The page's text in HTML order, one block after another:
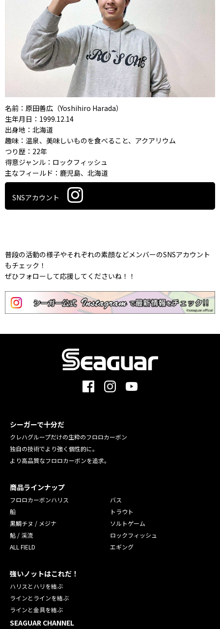
名前：原田善広（Yoshihiro Harada）
生年月日：1999.12.14
出身地：北海道
趣味：温泉、美味しいものを食べること、アクアリウム
つり歴：22年
得意ジャンル：ロックフィッシュ
主なフィールド：鹿児島、北海道
SNSアカウント
普段の活動の様子やそれぞれの素顔などメンバーのSNSアカウント
もチェック！
ぜひフォローして応援してくださいね！！
シーガーで十分だ
クレハグループだけの生粋のフロロカーボン
独自の技術でより強く個性的に。
より高品質なフロロカーボンを追求。
商品ラインナップ
フロロカーボンハリス
船
黒鯛チヌ / メジナ
鮎 / 渓流
ALL FIELD
バス
トラウト
ソルトゲーム
ロックフィッシュ
エギング
強いノットはこれだ！
ハリスとハリを結ぶ
ラインとラインを結ぶ
ラインと金具を結ぶ
SEAGUAR CHANNEL